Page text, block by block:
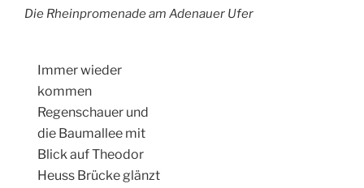
Die Rheinpromenade am Adenauer Ufer
Immer wieder
kommen
Regenschauer und
die Baumallee mit
Blick auf Theodor
Heuss Brücke glänzt